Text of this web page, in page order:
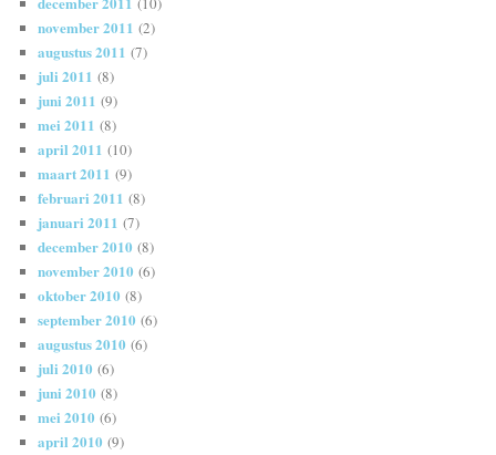
november 2011 (2)
augustus 2011 (7)
juli 2011 (8)
juni 2011 (9)
mei 2011 (8)
april 2011 (10)
maart 2011 (9)
februari 2011 (8)
januari 2011 (7)
december 2010 (8)
november 2010 (6)
oktober 2010 (8)
september 2010 (6)
augustus 2010 (6)
juli 2010 (6)
juni 2010 (8)
mei 2010 (6)
april 2010 (9)